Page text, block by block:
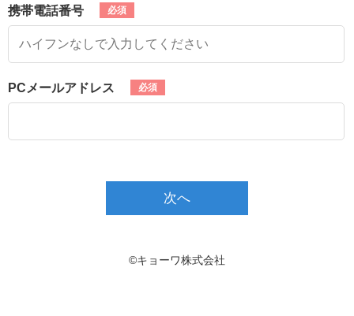
携帯電話番号
PCメールアドレス
次へ
©キョーワ株式会社